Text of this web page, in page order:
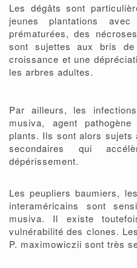
Les dégâts sont
jeunes plantations
prématurées, des
sont sujettes aux bris
croissance et une
les arbres adultes.
Par ailleurs, les
musiva, agent
plants. Ils sont alors sujets
secondaires qui
dépérissement.
Les peupliers baumiers,
interaméricains sont
musiva. Il existe
vulnérabilité des clones.
P. maximowiczii sont très